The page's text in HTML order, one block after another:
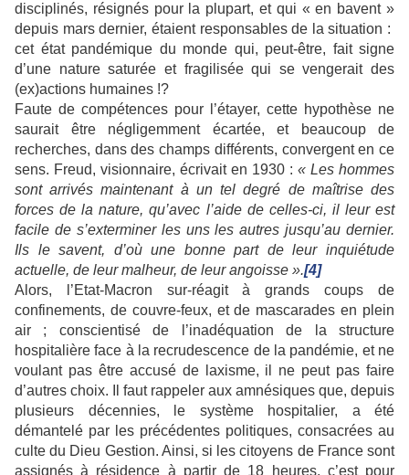
disciplinés, résignés pour la plupart, et qui « en bavent »
depuis mars dernier, étaient responsables de la situation :
cet état pandémique du monde qui, peut-être, fait signe
d’une nature saturée et fragilisée qui se vengerait des
(ex)actions humaines !?
Faute de compétences pour l’étayer, cette hypothèse ne
saurait être négligemment écartée, et beaucoup de
recherches, dans des champs différents, convergent en ce
sens. Freud, visionnaire, écrivait en 1930 : « Les hommes
sont arrivés maintenant à un tel degré de maîtrise des
forces de la nature, qu’avec l’aide de celles-ci, il leur est
facile de s’exterminer les uns les autres jusqu’au dernier.
Ils le savent, d’où une bonne part de leur inquiétude
actuelle, de leur malheur, de leur angoisse ».[4]
Alors, l’Etat-Macron sur-réagit à grands coups de
confinements, de couvre-feux, et de mascarades en plein
air ; conscientisé de l’inadéquation de la structure
hospitalière face à la recrudescence de la pandémie, et ne
voulant pas être accusé de laxisme, il ne peut pas faire
d’autres choix. Il faut rappeler aux amnésiques que, depuis
plusieurs décennies, le système hospitalier, a été
démantelé par les précédentes politiques, consacrées au
culte du Dieu Gestion. Ainsi, si les citoyens de France sont
assignés à résidence à partir de 18 heures, c’est pour